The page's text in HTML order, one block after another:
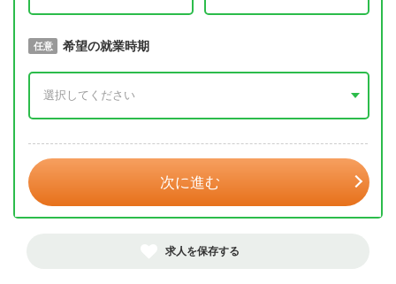
必須 取得予定年
任意 希望の就業時期
次に進む
求人を保存する